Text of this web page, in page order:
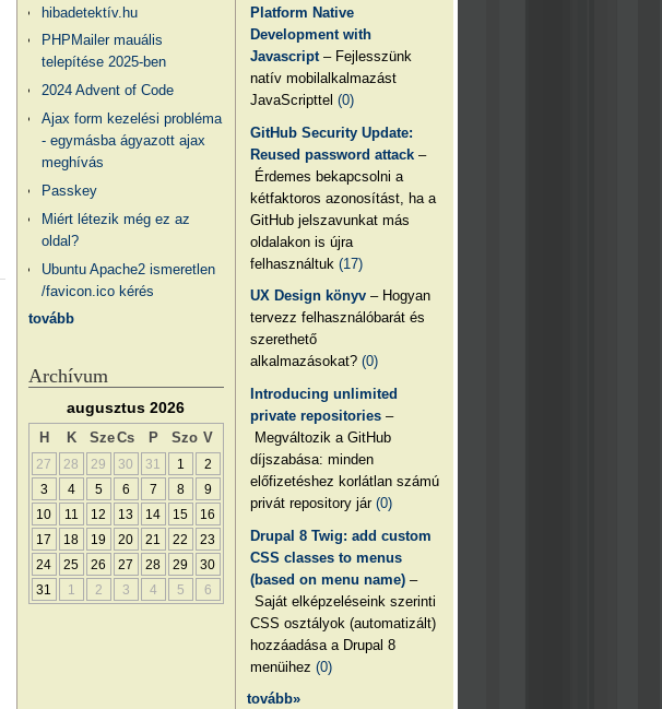
Platform Native
Development with
Javascript – Fejlesszünk
natív mobilalkalmazást
JavaScripttel(0)
GitHub Security Update:
Reused password attack –
Érdemes bekapcsolni a
kétfaktoros azonosítást, ha a
GitHub jelszavunkat más
oldalakon is újra
felhasználtuk(17)
UX Design könyv – Hogyan
tervezz felhasználóbarát és
szerethető
alkalmazásokat?(0)
Introducing unlimited
private repositories –
Megváltozik a GitHub
díjszabása: minden
előfizetéshez korlátlan számú
privát repository jár(0)
Drupal 8 Twig: add custom
CSS classes to menus
(based on menu name) –
Saját elképzeléseink szerinti
CSS osztályok (automatizált)
hozzáadása a Drupal 8
menüihez(0)
tovább»
hibadetektív.hu
PHPMailer mauális
telepítése 2025-ben
2024 Advent of Code
Ajax form kezelési probléma
- egymásba ágyazott ajax
meghívás
Passkey
Miért létezik még ez az
oldal?
Ubuntu Apache2 ismeretlen
/favicon.ico kérés
tovább
Archívum
augusztus 2026
H K SzeCs P Szo V
27 28 29 30 31 1
2
3
4 5 6 7 8
9
10
11 12 13 14 15
16
17
18 19 20 21 22
23
24
25 26 27 28 29
30
31
1 2 3 4 5 6